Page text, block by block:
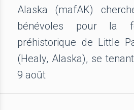
Alaska (mafAK)
bénévoles pour la
préhistorique de Little
(Healy, Alaska), se
9 août